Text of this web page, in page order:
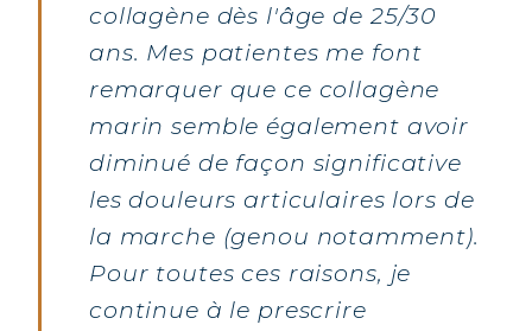
collagène dès l'âge de 25/30
ans. Mes patientes me font
remarquer que ce collagène
marin semble également avoir
diminué de façon significative
les douleurs articulaires lors de
la marche (genou notamment).
Pour toutes ces raisons, je
continue à le prescrire